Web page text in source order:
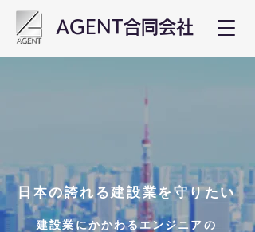
AGENT合同会社
日本の誇れる建設業を守りたい
建設業にかかわるエンジニアの